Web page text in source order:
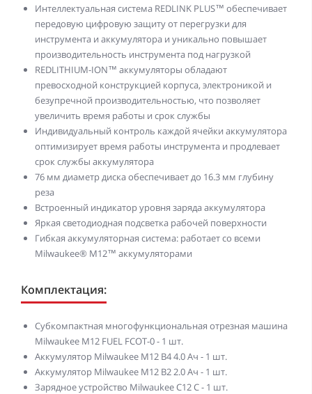
Интеллектуальная система REDLINK PLUS™ обеспечивает
передовую цифровую защиту от перегрузки для
инструмента и аккумулятора и уникально повышает
производительность инструмента под нагрузкой
REDLITHIUM-ION™ аккумуляторы обладают
превосходной конструкцией корпуса, электроникой и
безупречной производительностью, что позволяет
увеличить время работы и срок службы
Индивидуальный контроль каждой ячейки аккумулятора
оптимизирует время работы инструмента и продлевает
срок службы аккумулятора
76 мм диаметр диска обеспечивает до 16.3 мм глубину
реза
Встроенный индикатор уровня заряда аккумулятора
Яркая светодиодная подсветка рабочей поверхности
Гибкая аккумуляторная система: работает со всеми
Milwaukee® M12™ аккумуляторами
Комплектация:
Субкомпактная многофункциональная отрезная машина
Milwaukee M12 FUEL FCOT-0 - 1 шт.
Аккумулятор Milwaukee M12 B4 4.0 Ач - 1 шт.
Аккумулятор Milwaukee M12 B2 2.0 Ач - 1 шт.
Зарядное устройство Milwaukee C12 C - 1 шт.